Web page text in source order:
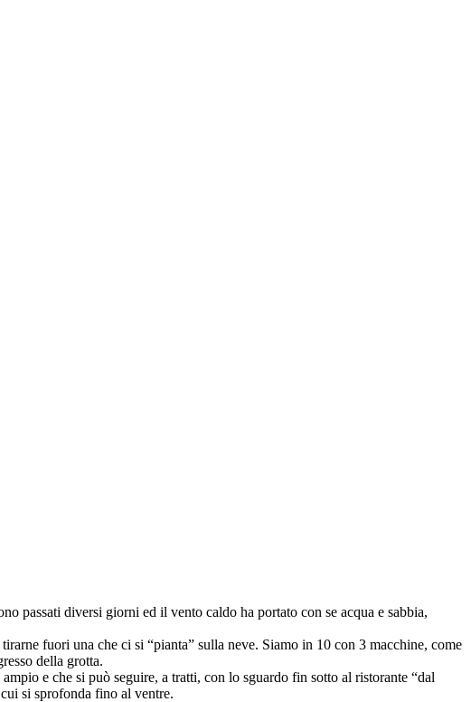
passati diversi giorni ed il vento caldo ha portato con se acqua e sabbia,
fuori una che ci si “pianta” sulla neve. Siamo in 10 con 3 macchine, come
della grotta.
e che si può seguire, a tratti, con lo sguardo fin sotto al ristorante “dal
si sprofonda fino al ventre.